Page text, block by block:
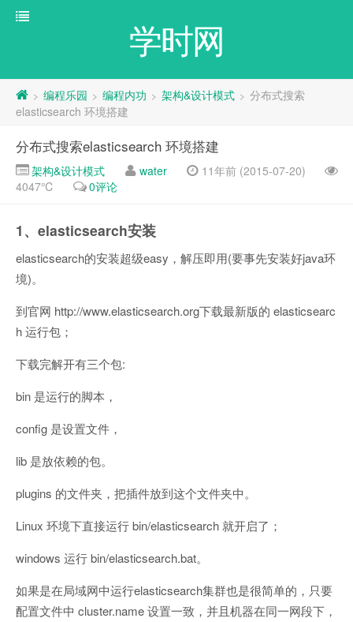
学时网
> 编程乐园 > 编程内功 > 架构&设计模式 > 分布式搜索
elasticsearch 环境搭建
分布式搜索elasticsearch 环境搭建
架构&设计模式 water
11年前 (2015-07-20)
4047℃
0评论
1、elasticsearch安装
elasticsearch的安装超级easy，解压即用(要事先安装好java环
境)。
到官网 http://www.elasticsearch.org下载最新版的 elasticsearc
h 运行包；
下载完解开有三个包:
bin 是运行的脚本，
config 是设置文件，
lib 是放依赖的包。
plugins 的文件夹，把插件放到这个文件夹中。
Linux 环境下直接运行 bin/elasticsearch 就开启了；
windows 运行 bin/elasticsearch.bat。
如果是在局域网中运行elasticsearch集群也是很简单的，只要
配置文件中 cluster.name 设置一致，并且机器在同一网段下，